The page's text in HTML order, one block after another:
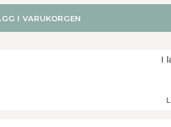
I VARUKORGEN
I